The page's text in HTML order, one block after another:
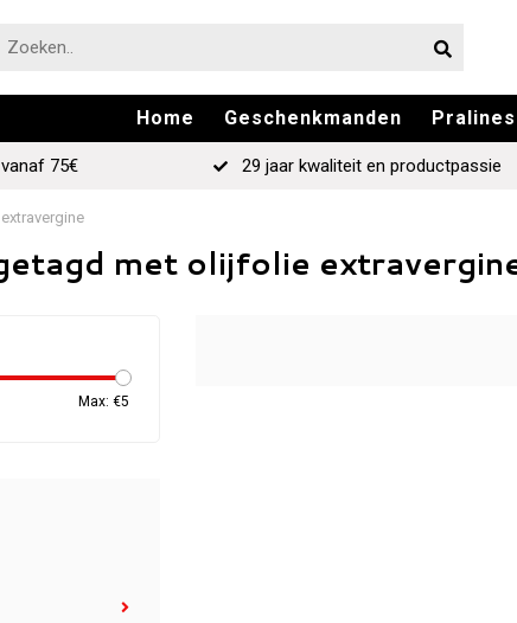
Home Geschenkmanden
75€ 29 jaar kwaliteit en productpassie
met olijfolie
Max: €5